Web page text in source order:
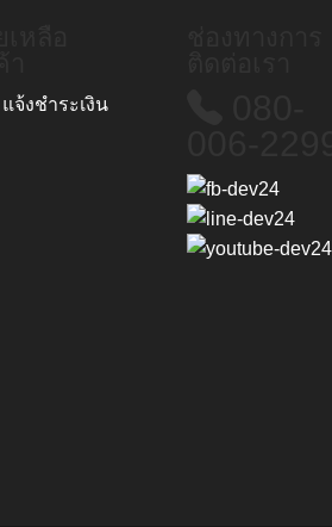
แจ้งชำระเงิน